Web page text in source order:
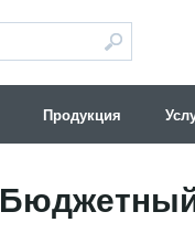
Продукция